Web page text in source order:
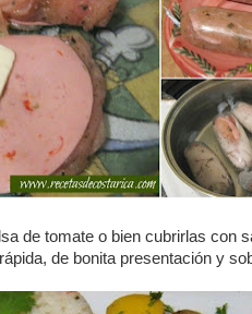
de tomate o bien cubrirlas con
de bonita presentación y